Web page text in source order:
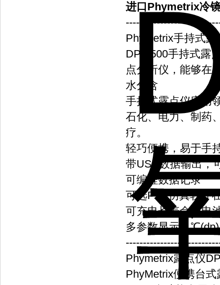
进口Phymetrix冷
Phymetrix手持式露
DPT-500手持式露
点分析仪，能够在
水分含
手持式露点仪应用
石化、电力、制药
疗。
轻巧便携，易于手
带USB数据输出，
可编程数据记录
可选PVA仿真软件
可充电长寿命锂电
多参数显示：
Phymetrix露点仪
PhyMetrix便携台